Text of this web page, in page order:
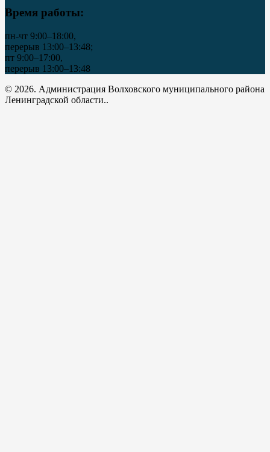
Время работы:
пн-чт 9:00–18:00,
перерыв 13:00–13:48;
пт 9:00–17:00,
перерыв 13:00–13:48
© 2026. Администрация Волховского муниципального района
Ленинградской области..